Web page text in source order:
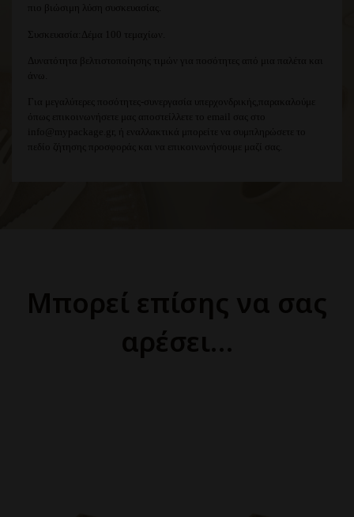
πιο βιώσιμη λύση συσκευασίας.
Συσκευασία:Δέμα 100 τεμαχίων.
Δυνατότητα βελτιστοποίησης τιμών για ποσότητες από μια παλέτα και
άνω.
Για μεγαλύτερες ποσότητες-συνεργασία υπερχονδρικής,παρακαλούμε
όπως επικοινωνήσετε μας αποστείλλετε το email σας στο
info@mypackage.gr, ή εναλλακτικά μπορείτε να συμπληρώσετε το
πεδίο ζήτησης προσφοράς και να επικοινωνήσουμε μαζί σας.
Μπορεί επίσης να σας
αρέσει…